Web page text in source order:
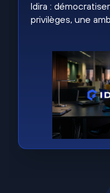
Idira :
privilèges, une